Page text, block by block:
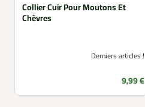
Collier Cuir Pour Moutons Et
Chèvres
Derniers articles !
Prix
9,99 €